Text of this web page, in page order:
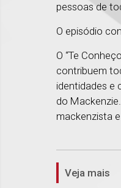
pessoas de
O episódio
O “Te
contribuem
identidades e
do
mackenzista
Veja mais